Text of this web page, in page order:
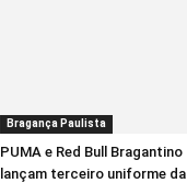
Bragança Paulista
PUMA e Red Bull Bragantino
lançam terceiro uniforme da